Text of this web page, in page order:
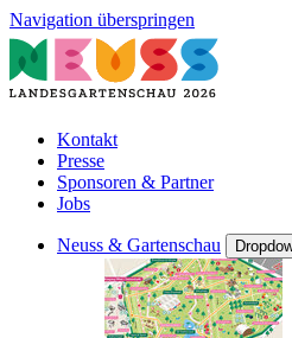
Navigation überspringen
Kontakt
Presse
Sponsoren & Partner
Jobs
Neuss & Gartenschau